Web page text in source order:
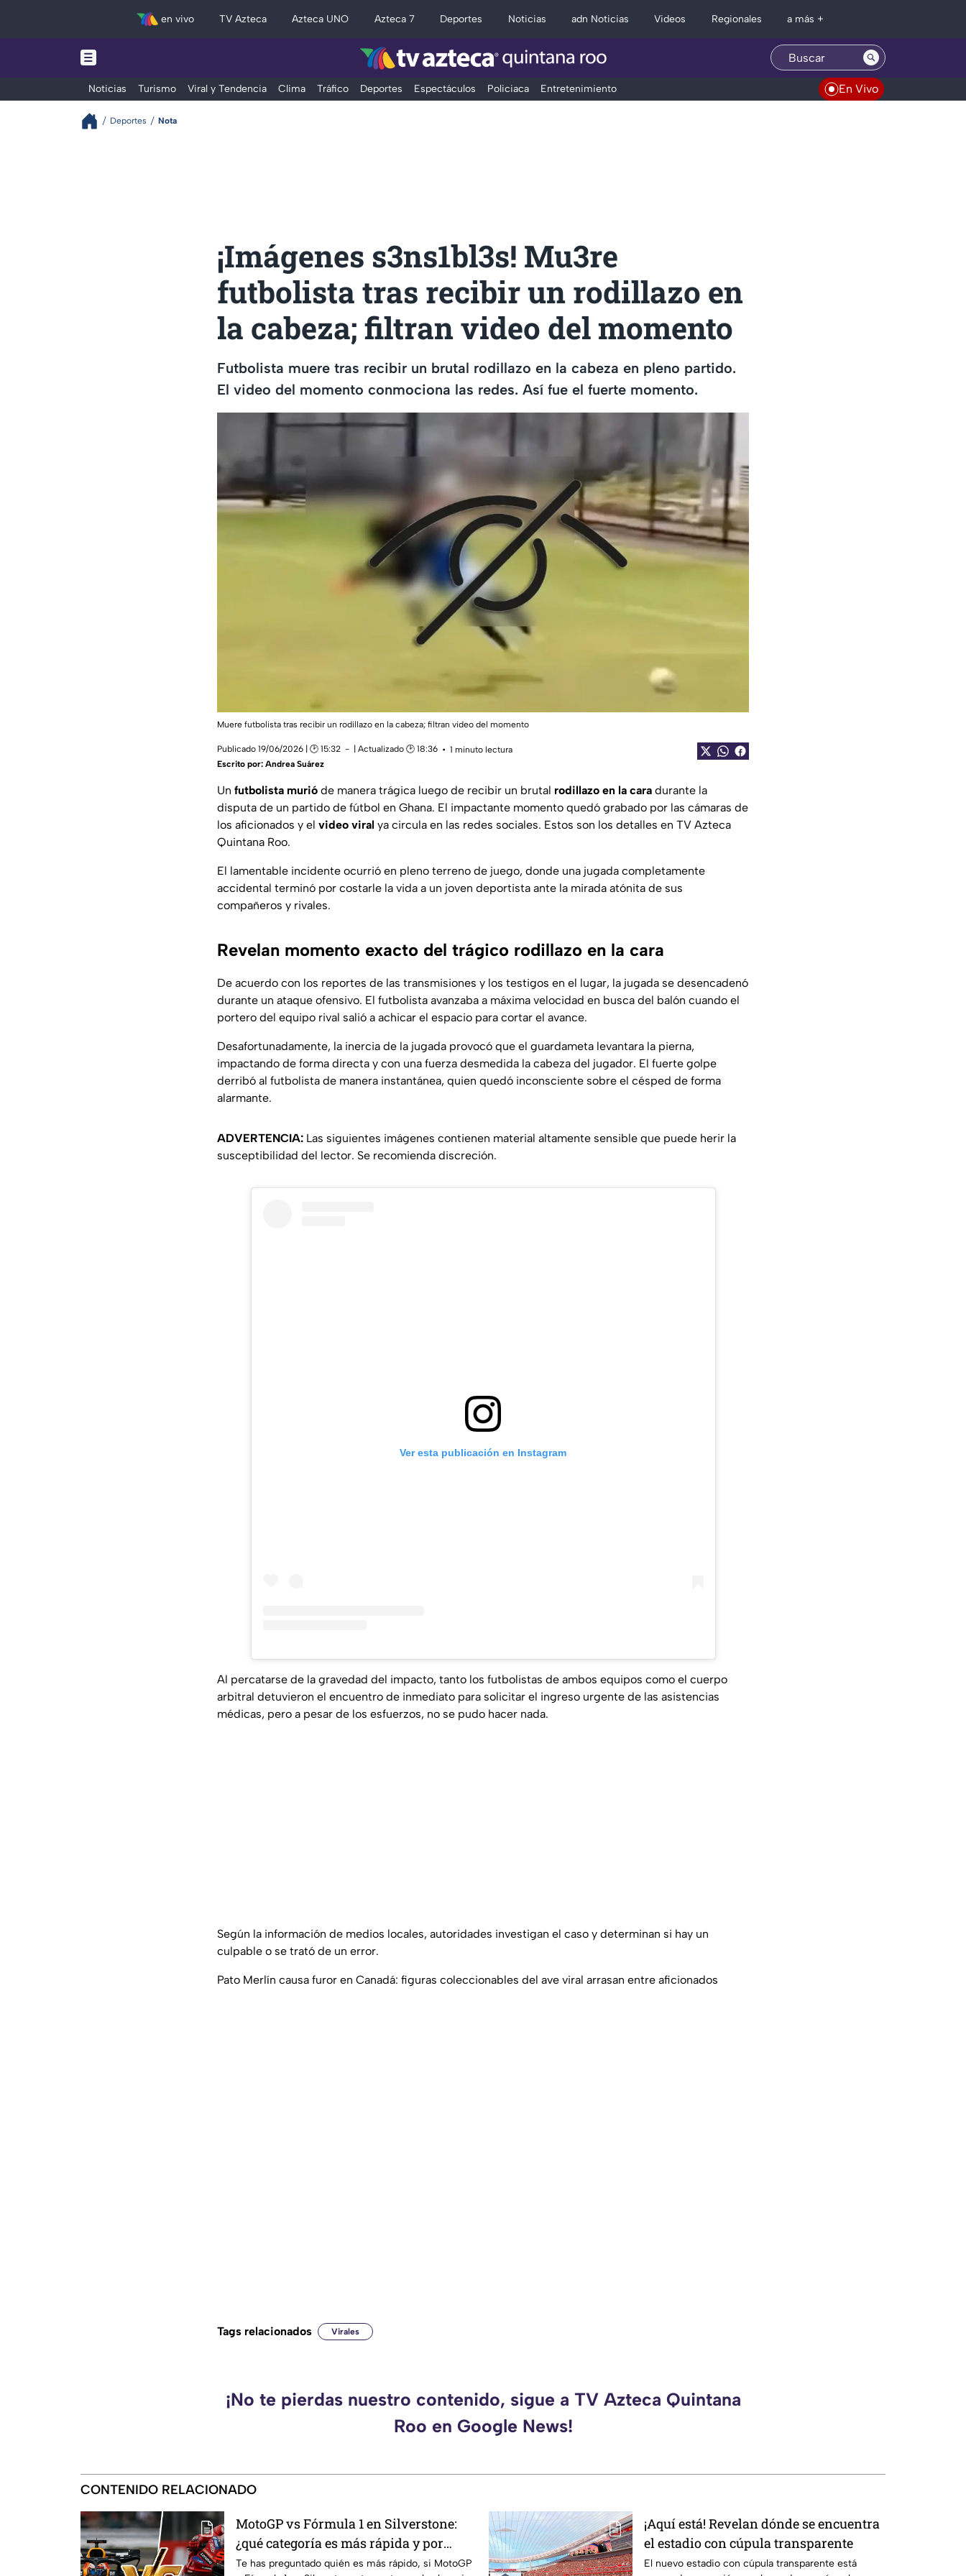
en vivo TV Azteca Azteca UNO Azteca 7 Deportes Noticias adn Noticias Videos Regionales a más +
Noticias Turismo Viral y Tendencia Clima Tráfico Deportes Espectáculos Policiaca Entretenimiento En Vivo
Deportes Nota
¡Imágenes s3ns1bl3s! Mu3re
futbolista tras recibir un rodillazo en
la cabeza; filtran video del momento
Futbolista muere tras recibir un brutal rodillazo en la cabeza en pleno partido.
El video del momento conmociona las redes. Así fue el fuerte momento.
Muere futbolista tras recibir un rodillazo en la cabeza; filtran video del momento
Publicado 19/06/2026 | 🕑 15:32 | Actualizado 🕑 18:36
1 minuto lectura
Escrito por: Andrea Suárez
Un futbolista murió de manera trágica luego de recibir un brutal rodillazo en la cara durante la
disputa de un partido de fútbol en Ghana. El impactante momento quedó grabado por las cámaras de
los aficionados y el video viral ya circula en las redes sociales. Estos son los detalles en TV Azteca
Quintana Roo.
El lamentable incidente ocurrió en pleno terreno de juego, donde una jugada completamente
accidental terminó por costarle la vida a un joven deportista ante la mirada atónita de sus
compañeros y rivales.
Revelan momento exacto del trágico rodillazo en la cara
De acuerdo con los reportes de las transmisiones y los testigos en el lugar, la jugada se desencadenó
durante un ataque ofensivo. El futbolista avanzaba a máxima velocidad en busca del balón cuando el
portero del equipo rival salió a achicar el espacio para cortar el avance.
Desafortunadamente, la inercia de la jugada provocó que el guardameta levantara la pierna,
impactando de forma directa y con una fuerza desmedida la cabeza del jugador. El fuerte golpe
derribó al futbolista de manera instantánea, quien quedó inconsciente sobre el césped de forma
alarmante.
ADVERTENCIA: Las siguientes imágenes contienen material altamente sensible que puede herir la
susceptibilidad del lector. Se recomienda discreción.
Ver esta publicación en Instagram
Al percatarse de la gravedad del impacto, tanto los futbolistas de ambos equipos como el cuerpo
arbitral detuvieron el encuentro de inmediato para solicitar el ingreso urgente de las asistencias
médicas, pero a pesar de los esfuerzos, no se pudo hacer nada.
Según la información de medios locales, autoridades investigan el caso y determinan si hay un
culpable o se trató de un error.
Pato Merlín causa furor en Canadá: figuras coleccionables del ave viral arrasan entre aficionados
Tags relacionados Virales
¡No te pierdas nuestro contenido, sigue a TV Azteca Quintana
Roo en Google News!
CONTENIDO RELACIONADO
MotoGP vs Fórmula 1 en Silverstone:
¿qué categoría es más rápida y por
cuánto?
Te has preguntado quién es más rápido, si MotoGP
¡Aquí está! Revelan dónde se encuentra
el estadio con cúpula transparente
El nuevo estadio con cúpula transparente está